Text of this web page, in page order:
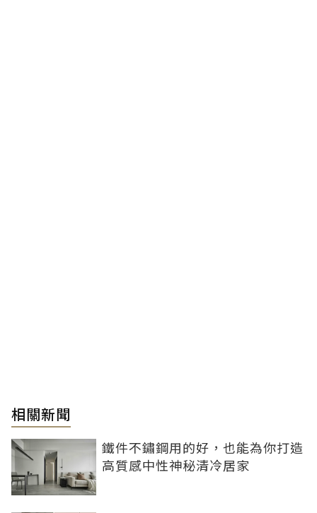
相關新聞
鐵件不鏽鋼用的好，也能為你打造
高質感中性神秘清冷居家